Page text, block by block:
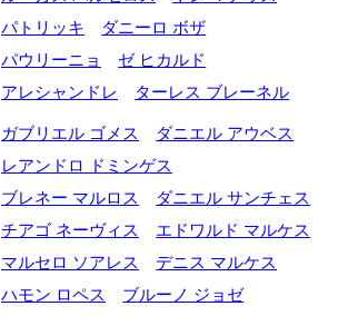
パトリッキ
ダニーロ ボザ
パウリーニョ
ゼ ヒカルド
アレシャンドレ
ターレス ブレーネル
ガブリエル ゴメス
ダニエル アウベス
レアンドロ ドミンゲス
ブレネー マルロス
ダニエル サンチェス
チアゴ ネーヴィス
エドワルド マルケス
マルセロ ソアレス
デニス マルケス
ハモン ロペス
ブルーノ ジョゼ